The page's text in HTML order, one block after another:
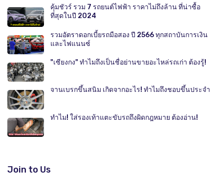
คุ้มชัวร์ รวม 7 รถยนต์ไฟฟ้า ราคาไม่ถึงล้าน ที่น่าซื้อ
ที่สุดในปี 2024
รวมอัตราดอกเบี้ยรถมือสอง ปี 2566 ทุกสถาบันการเงิน
และไฟแนนซ์
"เซียงกง" ทำไมถึงเป็นชื่อย่านขายอะไหล่รถเก่า ต้องรู้!
จานเบรกขึ้นสนิม เกิดจากอะไร! ทำไมถึงชอบขึ้นประจำ
ทำไม! ใส่รองเท้าแตะขับรถถึงผิดกฎหมาย ต้องอ่าน!
Join to Us